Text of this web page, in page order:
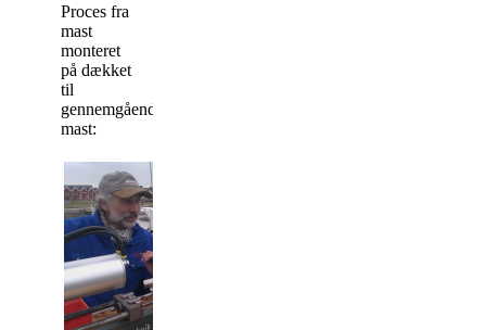
Proces fra
mast
monteret
på dækket
til
gennemgående
mast: